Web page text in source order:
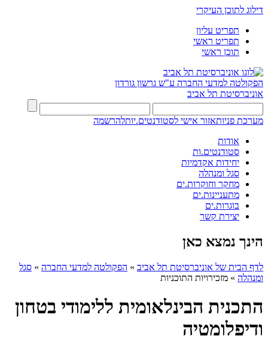
דילוג לתוכן העיקרי
תפריט עליון
תפריט ראשי
תוכן ראשי
הפקולטה למדעי החברה ע"ש גרשון גורדון
אוניברסיטת תל אביב
מערכת פניותאזור אישי לסטודנטים.יותלהרשמה
אודות
סטודנטים.ות
יחידות אקדמיות
סגל ומנהלה
מחקר וחוקרות.ים
מתעניינות.ים
בוגרות.ים
יצירת קשר
הינך נמצא כאן
לדף הבית של אוניברסיטת תל אביב » הפקולטה למדעי החברה » סגל
ומנהלה » מזכירויות התוכניות
התכנית הבינלאומית ללימודי בטחון
ודיפלומטיה